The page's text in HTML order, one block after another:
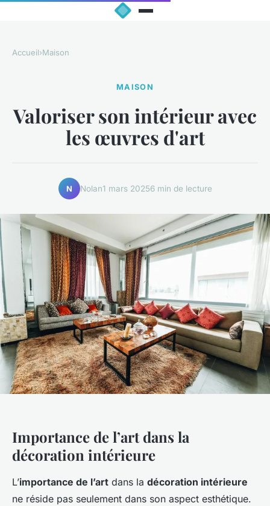
Accueil›Maison
MAISON
Valoriser son intérieur avec
les œuvres d'art
N Nolan1 mars 20256 min de lecture
Importance de l’art dans la
décoration intérieure
L’importance de l’art dans la décoration intérieure
ne réside pas seulement dans son aspect esthétique.